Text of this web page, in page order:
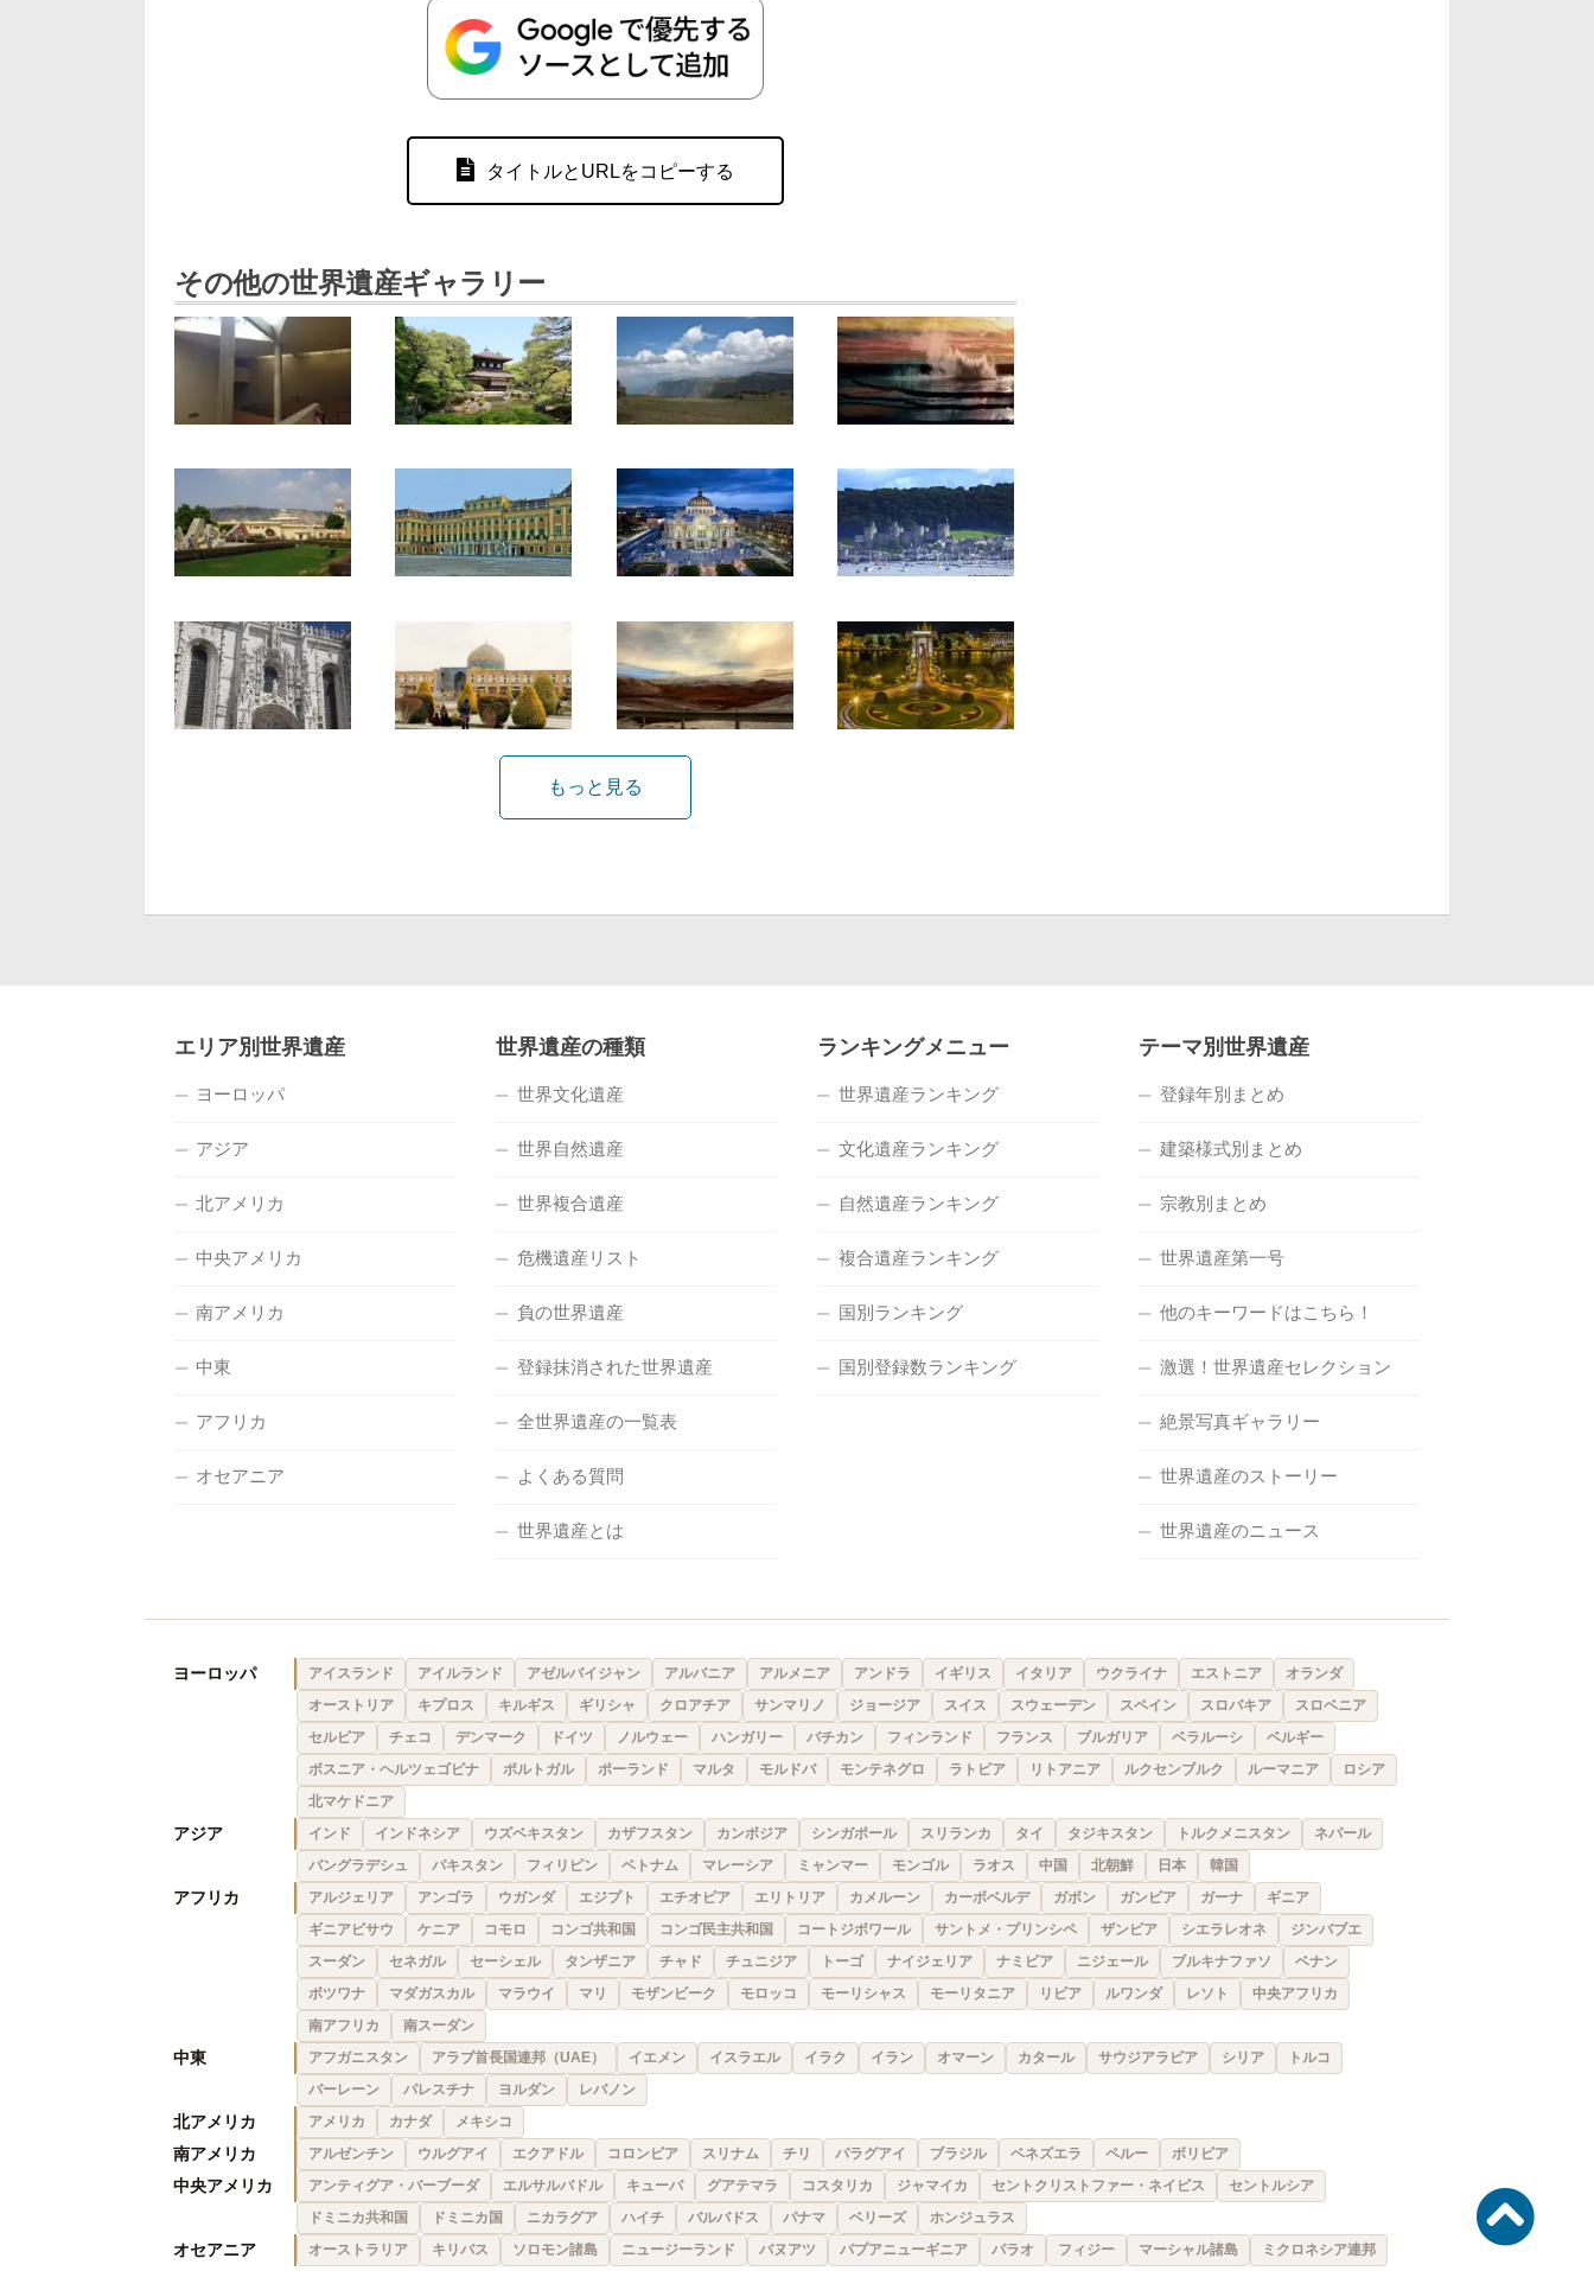
タイトルとURLをコピーする
その他の世界遺産ギャラリー
もっと見る
エリア別世界遺産
ヨーロッパ
アジア
北アメリカ
中央アメリカ
南アメリカ
中東
アフリカ
オセアニア
世界遺産の種類
世界文化遺産
世界自然遺産
世界複合遺産
危機遺産リスト
負の世界遺産
登録抹消された世界遺産
全世界遺産の一覧表
よくある質問
世界遺産とは
ランキングメニュー
世界遺産ランキング
文化遺産ランキング
自然遺産ランキング
複合遺産ランキング
国別ランキング
国別登録数ランキング
テーマ別世界遺産
登録年別まとめ
建築様式別まとめ
宗教別まとめ
世界遺産第一号
他のキーワードはこちら！
激選！世界遺産セレクション
絶景写真ギャラリー
世界遺産のストーリー
世界遺産のニュース
ヨーロッパ アイスランド アイルランド アゼルバイジャン アルバニア アルメニア アンドラ イギリス イタリア ウクライナ エストニア
オランダ
オーストリア
キプロス キルギス ギリシャ クロアチア サンマリノ ジョージア スイス スウェーデン スペイン スロバキア
スロベニア
セルビア
チェコ デンマーク ドイツ ノルウェー ハンガリー バチカン フィンランド フランス ブルガリア ベラルーシ
ベルギー
ボスニア・ヘルツェゴビナ
ポルトガル ポーランド マルタ モルドバ モンテネグロ ラトビア リトアニア ルクセンブルク ルーマニア
ロシア
北マケドニア
アジア インド インドネシア ウズベキスタン カザフスタン カンボジア シンガポール スリランカ タイ タジキスタン トルクメニスタン
ネパール
バングラデシュ
パキスタン フィリピン ベトナム マレーシア ミャンマー モンゴル ラオス 中国 北朝鮮 日本 韓国
アフリカ アルジェリア アンゴラ ウガンダ エジプト エチオピア エリトリア カメルーン カーボベルデ ガボン ガンビア ガーナ
ギニア
ギニアビサウ
ケニア コモロ コンゴ共和国 コンゴ民主共和国 コートジボワール サントメ・プリンシペ ザンビア シエラレオネ
ジンバブエ
スーダン
セネガル セーシェル タンザニア チャド チュニジア トーゴ ナイジェリア ナミビア ニジェール ブルキナファソ
ベナン
ボツワナ
マダガスカル マラウイ マリ モザンビーク モロッコ モーリシャス モーリタニア リビア ルワンダ レソト
中央アフリカ
南アフリカ
南スーダン
中東 アフガニスタン アラブ首長国連邦（UAE） イエメン イスラエル イラク イラン オマーン カタール サウジアラビア シリア
トルコ
バーレーン
パレスチナ ヨルダン レバノン
北アメリカ アメリカ カナダ メキシコ
南アメリカ アルゼンチン ウルグアイ エクアドル コロンビア スリナム チリ パラグアイ ブラジル ベネズエラ ペルー ボリビア
中央アメリカ アンティグア・バーブーダ エルサルバドル キューバ グアテマラ コスタリカ ジャマイカ セントクリストファー・ネイビス
セントルシア
ドミニカ共和国
ドミニカ国 ニカラグア ハイチ バルバドス パナマ ベリーズ ホンジュラス
オセアニア オーストラリア キリバス ソロモン諸島 ニュージーランド バヌアツ パプアニューギニア パラオ フィジー マーシャル諸島 ミクロネシア連邦